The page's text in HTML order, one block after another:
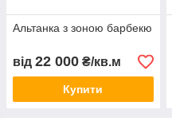
Альтанка з зоною барбекю
від 22 000 ₴/кв.м
Купити